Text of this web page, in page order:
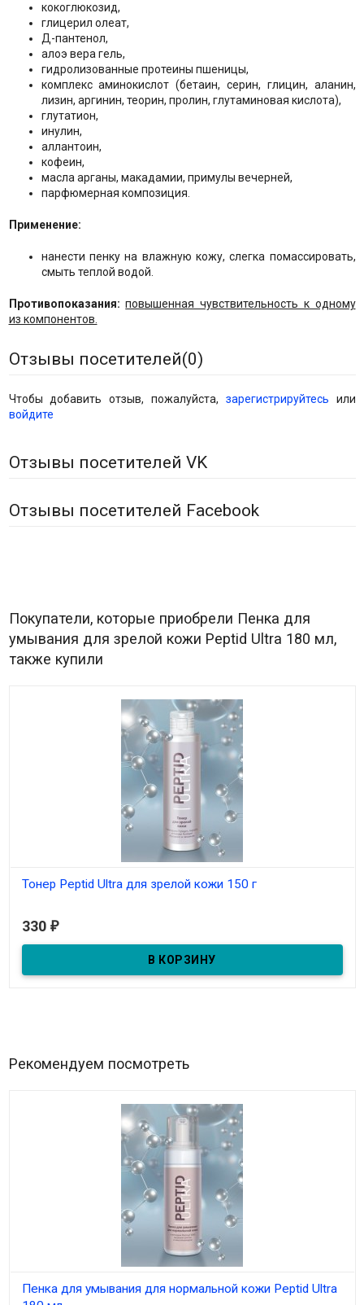
кокоглюкозид,
глицерил олеат,
Д-пантенол,
алоэ вера гель,
гидролизованные протеины пшеницы,
комплекс аминокислот (бетаин, серин, глицин, аланин,
лизин, аргинин, теорин, пролин, глутаминовая кислота),
глутатион,
инулин,
аллантоин,
кофеин,
масла арганы, макадамии, примулы вечерней,
парфюмерная композиция.
Применение:
нанести пенку на влажную кожу, слегка помассировать,
смыть теплой водой.
Противопоказания:повышенная чувствительность к одному
из компонентов.
Отзывы посетителей(0)
Чтобы добавить отзыв, пожалуйста, зарегистрируйтесь или
войдите
Отзывы посетителей VK
Отзывы посетителей Facebook
Покупатели, которые приобрели Пенка для
умывания для зрелой кожи Peptid Ultra 180 мл,
также купили
Тонер Peptid Ultra для зрелой кожи 150 г
330 ₽
Рекомендуем посмотреть
Пенка для умывания для нормальной кожи Peptid Ultra